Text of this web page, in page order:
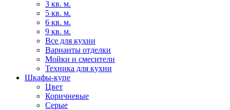
3 кв. м.
5 кв. м.
6 кв. м.
9 кв. м.
Все для кухни
Варианты отделки
Мойки и смесители
Техника для кухни
Шкафы-купе
Цвет
Коричневые
Серые